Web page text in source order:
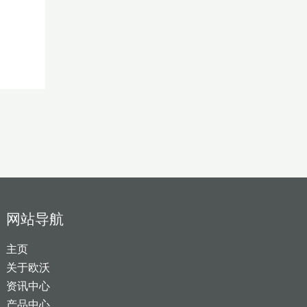
网站导航
主页
关于欧沃
资讯中心